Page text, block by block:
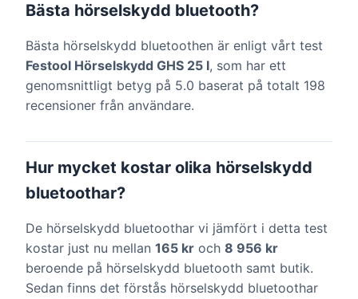
Bästa hörselskydd bluetooth?
Bästa hörselskydd bluetoothen är enligt vårt test
Festool Hörselskydd GHS 25 I, som har ett
genomsnittligt betyg på 5.0 baserat på totalt 198
recensioner från användare.
Hur mycket kostar olika hörselskydd
bluetoothar?
De hörselskydd bluetoothar vi jämfört i detta test
kostar just nu mellan 165 kr och 8 956 kr
beroende på hörselskydd bluetooth samt butik.
Sedan finns det förstås hörselskydd bluetoothar